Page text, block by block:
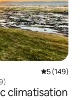
Note
5 (149)
climatisation